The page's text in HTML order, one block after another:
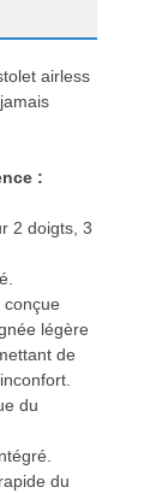
airless
:
2 doigts, 3
légère
de
du
du